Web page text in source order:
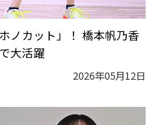
ノカット」！ 橋本帆乃香
大活躍
2026年05月12日